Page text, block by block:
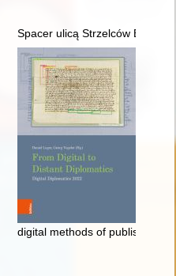
pedagogiki "łejerskiej"
Spacer ulicą Strzelców
komunikacji w parafii pw. św.
digital methods of publishing